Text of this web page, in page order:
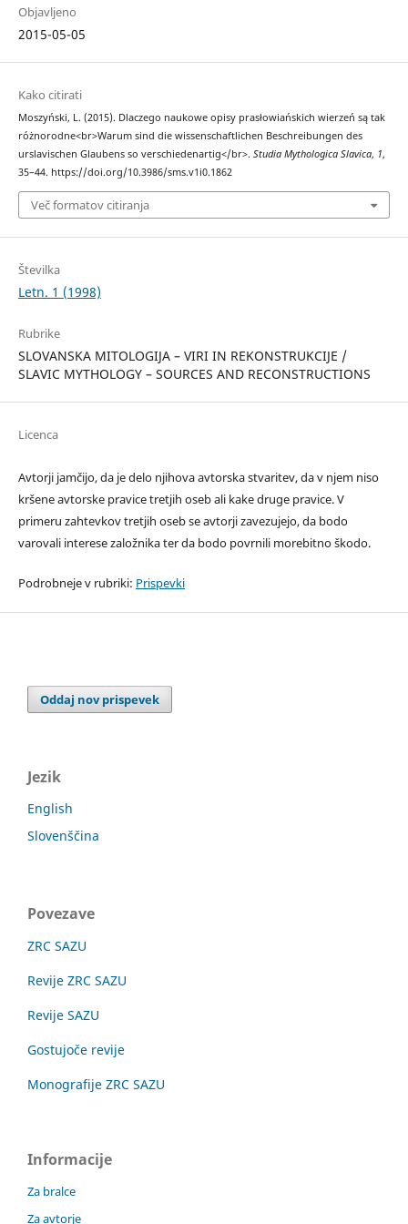
Objavljeno
2015-05-05
Kako citirati
Moszyński, L. (2015). Dlaczego naukowe opisy prasłowiańskich wierzeń są tak
różnorodne<br>Warum sind die wissenschaftlichen Beschreibungen des
urslavischen Glaubens so verschiedenartig</br>. Studia Mythologica Slavica, 1,
35–44. https://doi.org/10.3986/sms.v1i0.1862
Več formatov citiranja
Številka
Letn. 1 (1998)
Rubrike
SLOVANSKA MITOLOGIJA – VIRI IN REKONSTRUKCIJE /
SLAVIC MYTHOLOGY – SOURCES AND RECONSTRUCTIONS
Licenca
Avtorji jamčijo, da je delo njihova avtorska stvaritev, da v njem niso
kršene avtorske pravice tretjih oseb ali kake druge pravice. V
primeru zahtevkov tretjih oseb se avtorji zavezujejo, da bodo
varovali interese založnika ter da bodo povrnili morebitno škodo.
Podrobneje v rubriki: Prispevki
Oddaj nov prispevek
Jezik
English
Slovenščina
Povezave
ZRC SAZU
Revije ZRC SAZU
Revije SAZU
Gostujoče revije
Monografije ZRC SAZU
Informacije
Za bralce
Za avtorje